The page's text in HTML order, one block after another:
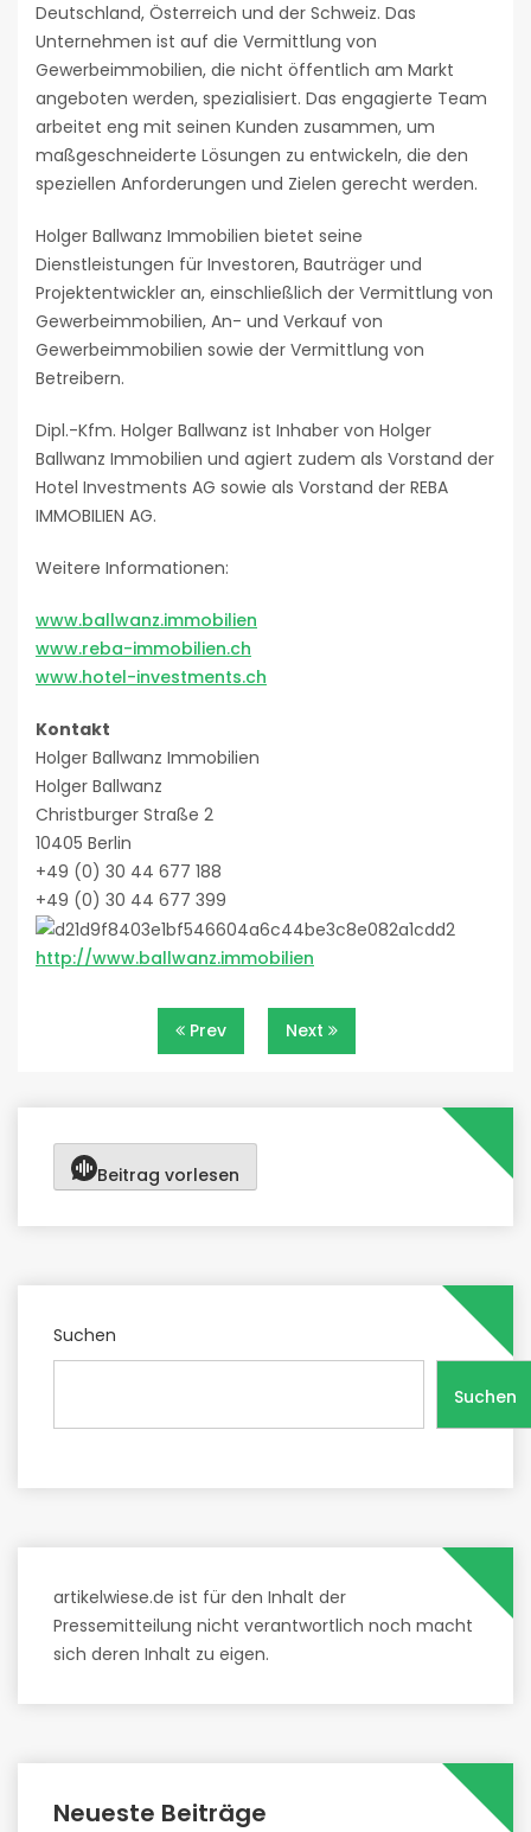
Deutschland, Österreich und der Schweiz. Das
Unternehmen ist auf die Vermittlung von
Gewerbeimmobilien, die nicht öffentlich am Markt
angeboten werden, spezialisiert. Das engagierte Team
arbeitet eng mit seinen Kunden zusammen, um
maßgeschneiderte Lösungen zu entwickeln, die den
speziellen Anforderungen und Zielen gerecht werden.
Holger Ballwanz Immobilien bietet seine
Dienstleistungen für Investoren, Bauträger und
Projektentwickler an, einschließlich der Vermittlung von
Gewerbeimmobilien, An- und Verkauf von
Gewerbeimmobilien sowie der Vermittlung von
Betreibern.
Dipl.-Kfm. Holger Ballwanz ist Inhaber von Holger
Ballwanz Immobilien und agiert zudem als Vorstand der
Hotel Investments AG sowie als Vorstand der REBA
IMMOBILIEN AG.
Weitere Informationen:
www.ballwanz.immobilien
www.reba-immobilien.ch
www.hotel-investments.ch
Kontakt
Holger Ballwanz Immobilien
Holger Ballwanz
Christburger Straße 2
10405 Berlin
+49 (0) 30 44 677 188
+49 (0) 30 44 677 399
http://www.ballwanz.immobilien
Beitragsnavigation
Prev Next
Beitrag vorlesen
Suchen
Suchen
artikelwiese.de ist für den Inhalt der
Pressemitteilung nicht verantwortlich noch macht
sich deren Inhalt zu eigen.
Neueste Beiträge